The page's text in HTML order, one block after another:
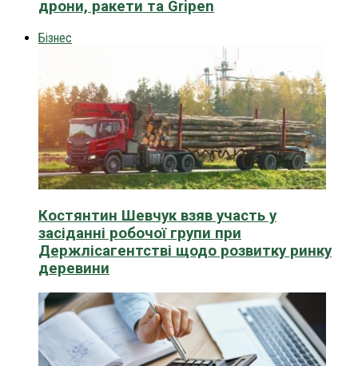
дрони, ракети та Gripen
Бізнес
Костянтин Шевчук взяв участь у
засіданні робочої групи при
Держлісагентстві щодо розвитку ринку
деревини